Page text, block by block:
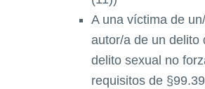
A una víctima de
autor/a de un delito
delito sexual no
requisitos de